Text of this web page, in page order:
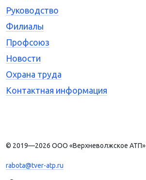
Руководство
Филиалы
Профсоюз
Новости
Охрана труда
Контактная информация
© 2019—2026 ООО «Верхневолжское АТП»
rabota@tver-atp.ru